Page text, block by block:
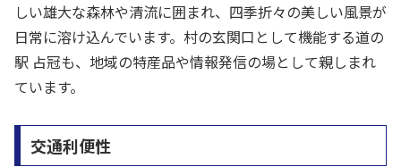
しい雄大な森林や清流に囲まれ、四季折々の美しい風景が
日常に溶け込んでいます。村の玄関口として機能する道の
駅 占冠も、地域の特産品や情報発信の場として親しまれ
ています。
交通利便性